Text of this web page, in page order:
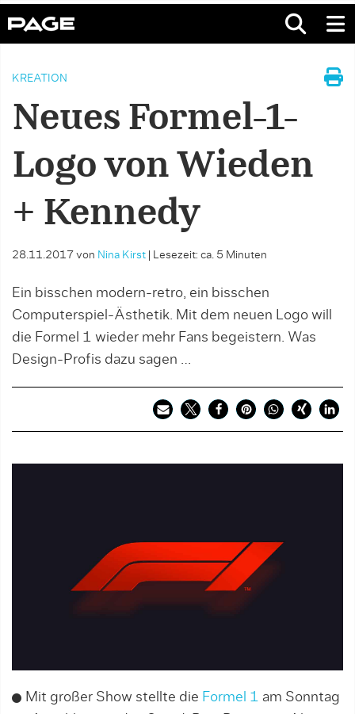
KREATION
Neues Formel-1-
Logo von Wieden
+ Kennedy
28.11.2017 von Nina Kirst Lesezeit: ca. 5 Minuten
Ein bisschen modern-retro, ein bisschen
Computerspiel-Ästhetik. Mit dem neuen Logo will
die Formel 1 wieder mehr Fans begeistern. Was
Design-Profis dazu sagen …
Mit großer Show stellte die Formel 1 am Sonntag